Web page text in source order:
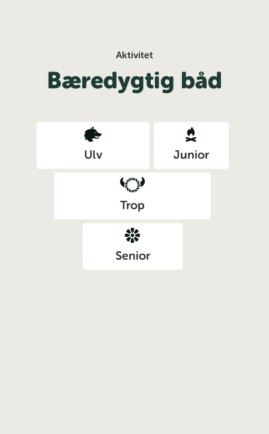
Aktivitet
Bæredygtig båd
Ulv Junior
Trop
Senior